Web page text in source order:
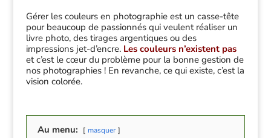
Gérer les couleurs en photographie est un casse-tête
pour beaucoup de passionnés qui veulent réaliser un
livre photo, des tirages argentiques ou des
impressions jet-d’encre. Les couleurs n’existent pas
et c’est le cœur du problème pour la bonne gestion de
nos photographies ! En revanche, ce qui existe, c’est la
vision colorée.
Au menu: masquer